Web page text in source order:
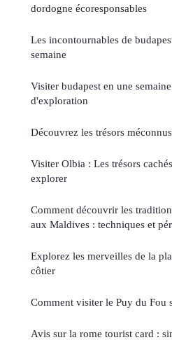
dordogne écoresponsables
Les incontournables de
semaine
Visiter budapest en une
d'exploration
Découvrez les trésors
Visiter Olbia : Les trésors
explorer
Comment découvrir les
aux Maldives : techniques et
Explorez les merveilles de la
côtier
Comment visiter le Puy du Fou
Avis sur la rome tourist card :